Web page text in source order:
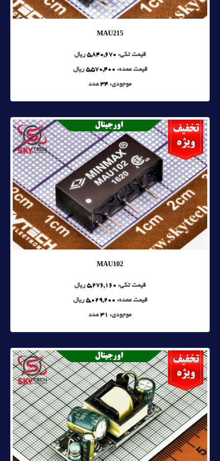
MAU215
قیمت تکی: 5,840,670 ریال
قیمت عمده: 5,570,400 ریال
موجودی: 34عدد
MAU102
قیمت تکی: 5,276,160 ریال
قیمت عمده: 5,029,200 ریال
موجودی: 31عدد